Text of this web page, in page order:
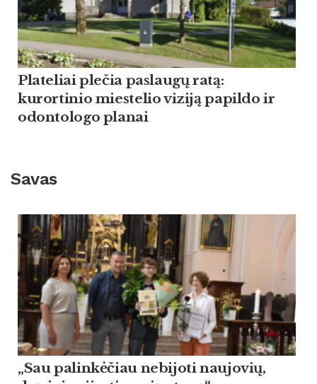
Plateliai plečia paslaugų ratą:
kurortinio miestelio viziją papildo ir
odontologo planai
Savas
„Sau palinkėčiau nebijoti naujovių,